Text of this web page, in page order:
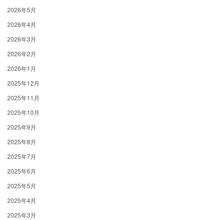
2026年5月
2026年4月
2026年3月
2026年2月
2026年1月
2025年12月
2025年11月
2025年10月
2025年9月
2025年8月
2025年7月
2025年6月
2025年5月
2025年4月
2025年3月